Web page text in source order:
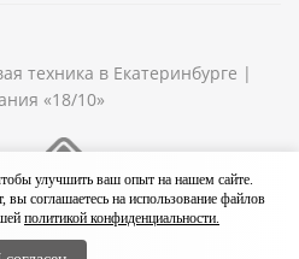
техника в Екатеринбурге |
«18/10»
улучшить ваш опыт на нашем сайте.
соглашаетесь на использование файлов
политикой конфиденциальности.